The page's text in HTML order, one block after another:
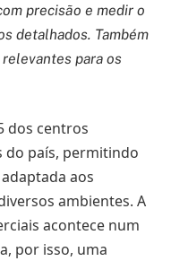
precisão e medir o
detalhados. Também
relevantes para os
dos centros
do país, permitindo
aos
ambientes. A
acontece num
por isso, uma